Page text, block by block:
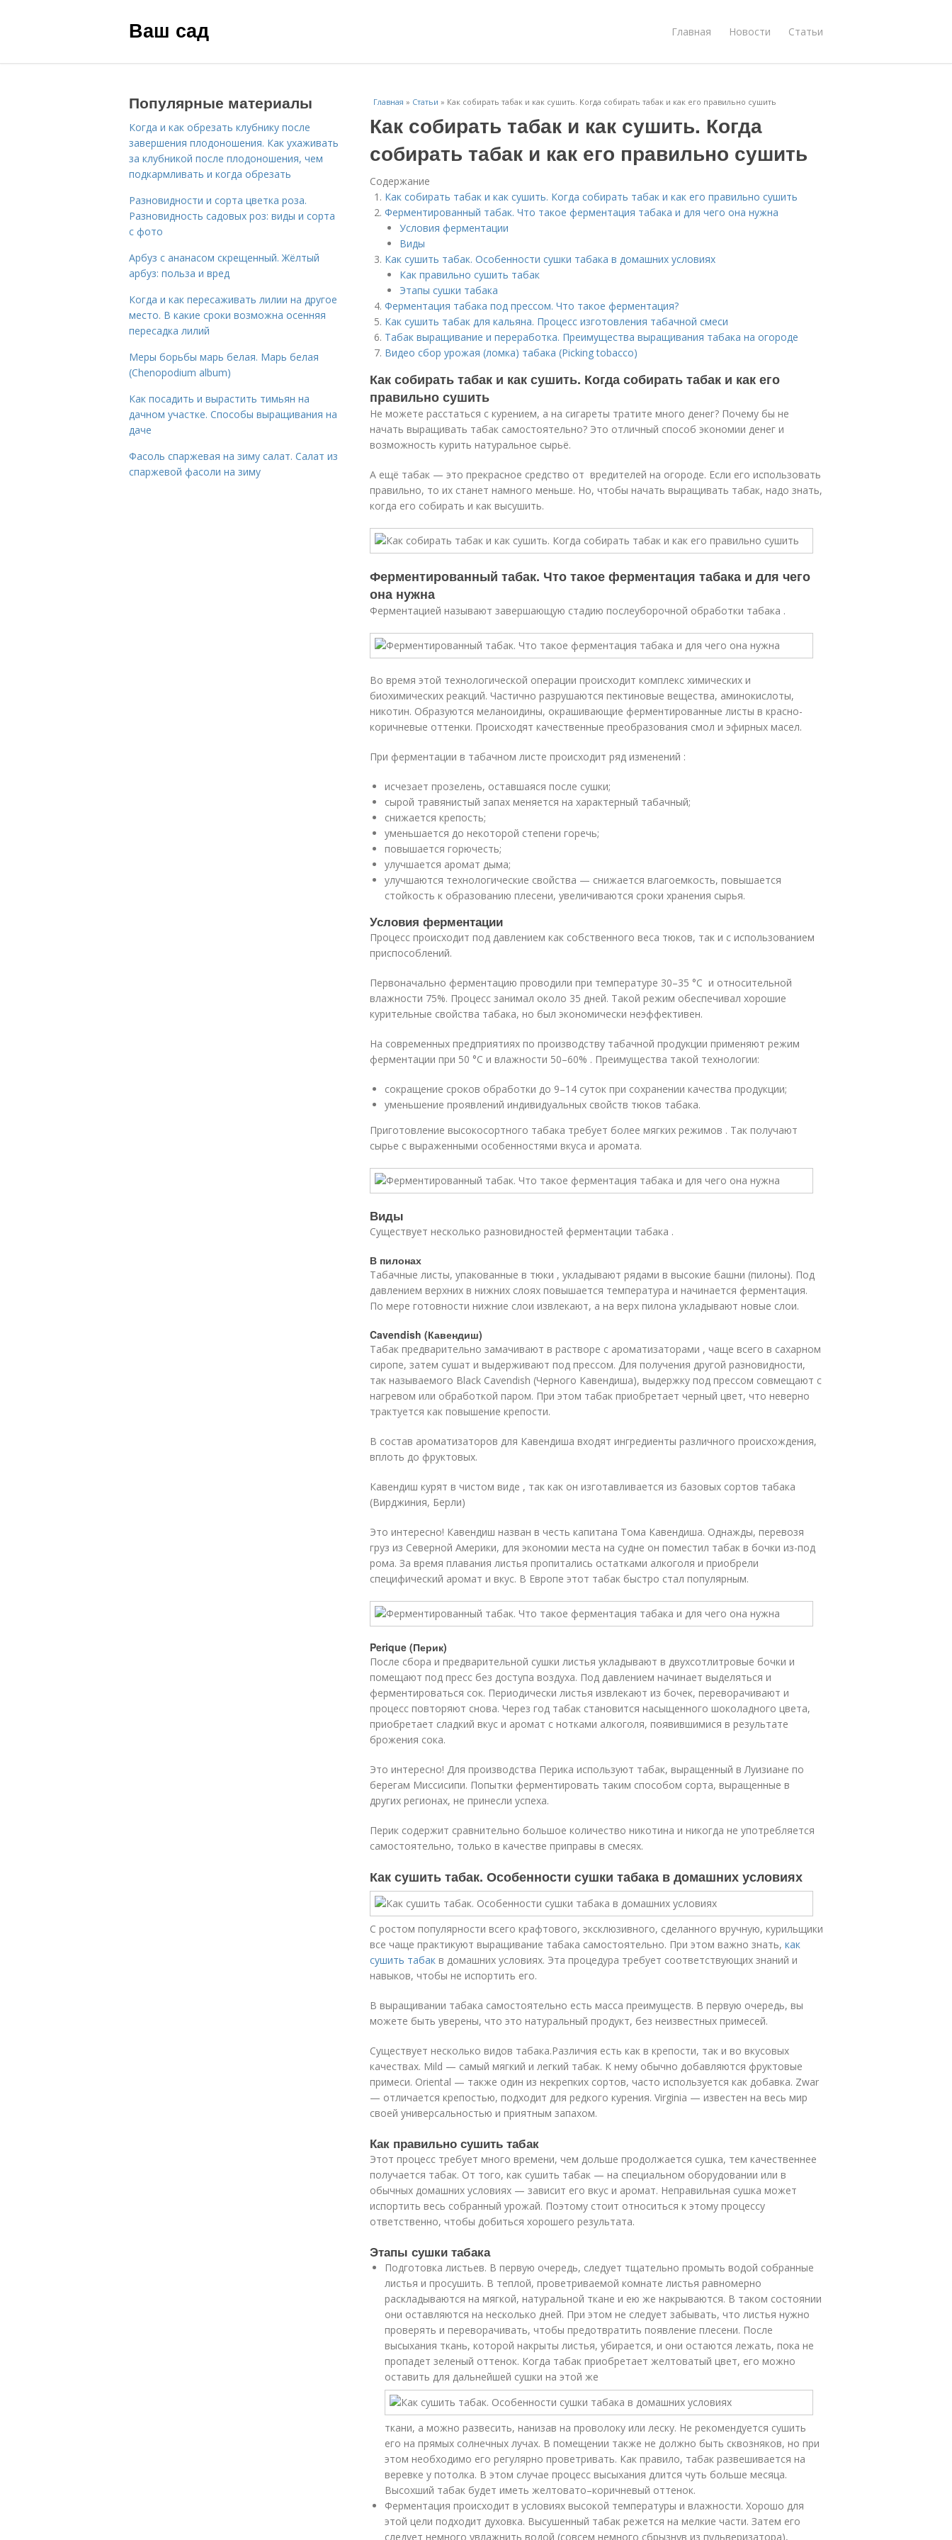
Ваш сад Главная Новости Статьи
Главная » Статьи » Как собирать табак и как сушить. Когда собирать табак и как его правильно сушить
Как собирать табак и как сушить. Когда
собирать табак и как его правильно сушить
Содержание
Как собирать табак и как сушить. Когда собирать табак и как его правильно сушить
Ферментированный табак. Что такое ферментация табака и для чего она нужна
Условия ферментации
Виды
Как сушить табак. Особенности сушки табака в домашних условиях
Как правильно сушить табак
Этапы сушки табака
Ферментация табака под прессом. Что такое ферментация?
Как сушить табак для кальяна. Процесс изготовления табачной смеси
Табак выращивание и переработка. Преимущества выращивания табака на огороде
Видео сбор урожая (ломка) табака (Picking tobacco)
Как собирать табак и как сушить. Когда собирать табак и как его
правильно сушить
Не можете расстаться с курением, а на сигареты тратите много денег? Почему бы не
начать выращивать табак самостоятельно? Это отличный способ экономии денег и
возможность курить натуральное сырьё.
А ещё табак — это прекрасное средство от вредителей на огороде. Если его использовать
правильно, то их станет намного меньше. Но, чтобы начать выращивать табак, надо знать,
когда его собирать и как высушить.
Ферментированный табак. Что такое ферментация табака и для чего
она нужна
Ферментацией называют завершающую стадию послеуборочной обработки табака .
Во время этой технологической операции происходит комплекс химических и
биохимических реакций. Частично разрушаются пектиновые вещества, аминокислоты,
никотин. Образуются меланоидины, окрашивающие ферментированные листы в красно-
коричневые оттенки. Происходят качественные преобразования смол и эфирных масел.
При ферментации в табачном листе происходит ряд изменений :
исчезает прозелень, оставшаяся после сушки;
сырой травянистый запах меняется на характерный табачный;
снижается крепость;
уменьшается до некоторой степени горечь;
повышается горючесть;
улучшается аромат дыма;
улучшаются технологические свойства — снижается влагоемкость, повышается
стойкость к образованию плесени, увеличиваются сроки хранения сырья.
Условия ферментации
Процесс происходит под давлением как собственного веса тюков, так и с использованием
приспособлений.
Первоначально ферментацию проводили при температуре 30–35 °С и относительной
влажности 75%. Процесс занимал около 35 дней. Такой режим обеспечивал хорошие
курительные свойства табака, но был экономически неэффективен.
На современных предприятиях по производству табачной продукции применяют режим
ферментации при 50 °С и влажности 50–60% . Преимущества такой технологии:
сокращение сроков обработки до 9–14 суток при сохранении качества продукции;
уменьшение проявлений индивидуальных свойств тюков табака.
Приготовление высокосортного табака требует более мягких режимов . Так получают
сырье с выраженными особенностями вкуса и аромата.
Виды
Существует несколько разновидностей ферментации табака .
В пилонах
Табачные листы, упакованные в тюки , укладывают рядами в высокие башни (пилоны). Под
давлением верхних в нижних слоях повышается температура и начинается ферментация.
По мере готовности нижние слои извлекают, а на верх пилона укладывают новые слои.
Cavendish (Кавендиш)
Табак предварительно замачивают в растворе с ароматизаторами , чаще всего в сахарном
сиропе, затем сушат и выдерживают под прессом. Для получения другой разновидности,
так называемого Black Cavendish (Черного Кавендиша), выдержку под прессом совмещают с
нагревом или обработкой паром. При этом табак приобретает черный цвет, что неверно
трактуется как повышение крепости.
В состав ароматизаторов для Кавендиша входят ингредиенты различного происхождения,
вплоть до фруктовых.
Кавендиш курят в чистом виде , так как он изготавливается из базовых сортов табака
(Вирджиния, Берли)
Это интересно! Кавендиш назван в честь капитана Тома Кавендиша. Однажды, перевозя
груз из Северной Америки, для экономии места на судне он поместил табак в бочки из-под
рома. За время плавания листья пропитались остатками алкоголя и приобрели
специфический аромат и вкус. В Европе этот табак быстро стал популярным.
Perique (Перик)
После сбора и предварительной сушки листья укладывают в двухсотлитровые бочки и
помещают под пресс без доступа воздуха. Под давлением начинает выделяться и
ферментироваться сок. Периодически листья извлекают из бочек, переворачивают и
процесс повторяют снова. Через год табак становится насыщенного шоколадного цвета,
приобретает сладкий вкус и аромат с нотками алкоголя, появившимися в результате
брожения сока.
Это интересно! Для производства Перика используют табак, выращенный в Луизиане по
берегам Миссисипи. Попытки ферментировать таким способом сорта, выращенные в
других регионах, не принесли успеха.
Перик содержит сравнительно большое количество никотина и никогда не употребляется
самостоятельно, только в качестве приправы в смесях.
Как сушить табак. Особенности сушки табака в домашних условиях
С ростом популярности всего крафтового, эксклюзивного, сделанного вручную, курильщики
все чаще практикуют выращивание табака самостоятельно. При этом важно знать, как
сушить табак в домашних условиях. Эта процедура требует соответствующих знаний и
навыков, чтобы не испортить его.
В выращивании табака самостоятельно есть масса преимуществ. В первую очередь, вы
можете быть уверены, что это натуральный продукт, без неизвестных примесей.
Существует несколько видов табака.Различия есть как в крепости, так и во вкусовых
качествах. Mild — самый мягкий и легкий табак. К нему обычно добавляются фруктовые
примеси. Oriental — также один из некрепких сортов, часто используется как добавка. Zwar
— отличается крепостью, подходит для редкого курения. Virginia — известен на весь мир
своей универсальностью и приятным запахом.
Как правильно сушить табак
Этот процесс требует много времени, чем дольше продолжается сушка, тем качественнее
получается табак. От того, как сушить табак — на специальном оборудовании или в
обычных домашних условиях — зависит его вкус и аромат. Неправильная сушка может
испортить весь собранный урожай. Поэтому стоит относиться к этому процессу
ответственно, чтобы добиться хорошего результата.
Этапы сушки табака
Подготовка листьев. В первую очередь, следует тщательно промыть водой собранные
листья и просушить. В теплой, проветриваемой комнате листья равномерно
раскладываются на мягкой, натуральной ткане и ею же накрываются. В таком состоянии
они оставляются на несколько дней. При этом не следует забывать, что листья нужно
проверять и переворачивать, чтобы предотвратить появление плесени. После
высыхания ткань, которой накрыты листья, убирается, и они остаются лежать, пока не
пропадет зеленый оттенок. Когда табак приобретает желтоватый цвет, его можно
оставить для дальнейшей сушки на этой же
ткани, а можно развесить, нанизав на проволоку или леску. Не рекомендуется сушить
его на прямых солнечных лучах. В помещении также не должно быть сквозняков, но при
этом необходимо его регулярно проветривать. Как правило, табак развешивается на
веревке у потолка. В этом случае процесс высыхания длится чуть больше месяца.
Высохший табак будет иметь желтовато–коричневый оттенок.
Ферментация происходит в условиях высокой температуры и влажности. Хорошо для
этой цели подходит духовка. Высушенный табак режется на мелкие части. Затем его
следует немного увлажнить водой (совсем немного сбрызнув из пульверизатора),
Популярные материалы
Когда и как обрезать клубнику после
завершения плодоношения. Как ухаживать
за клубникой после плодоношения, чем
подкармливать и когда обрезать
Разновидности и сорта цветка роза.
Разновидность садовых роз: виды и сорта
с фото
Арбуз с ананасом скрещенный. Жёлтый
арбуз: польза и вред
Когда и как пересаживать лилии на другое
место. В какие сроки возможна осенняя
пересадка лилий
Меры борьбы марь белая. Марь белая
(Chenopodium album)
Как посадить и вырастить тимьян на
дачном участке. Способы выращивания на
даче
Фасоль спаржевая на зиму салат. Салат из
спаржевой фасоли на зиму